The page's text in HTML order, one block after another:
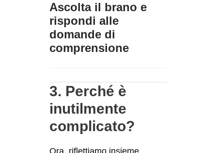
Ascolta il brano e
rispondi alle
domande di
comprensione
3. Perché è
inutilmente
complicato?
Ora, riflettiamo insieme